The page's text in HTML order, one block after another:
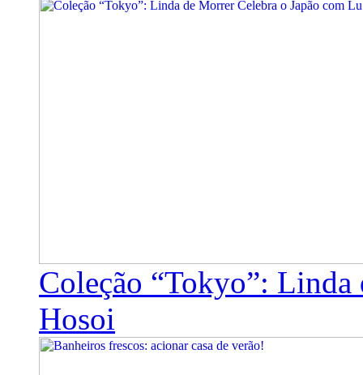
Coleção “Tokyo”:
Hosoi